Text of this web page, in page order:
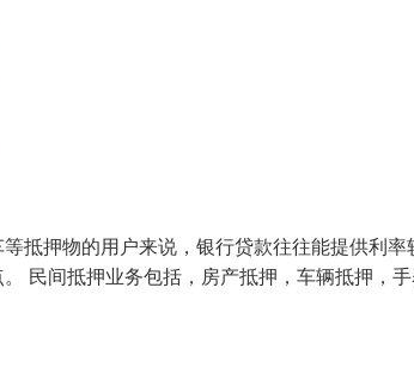
抵押物的用户来说，银行贷款往往能提供利
民间抵押业务包括，房产抵押，车辆抵押，